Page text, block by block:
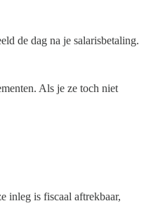
de dag na je salarisbetaling.
Als je ze toch niet
inleg is fiscaal aftrekbaar,